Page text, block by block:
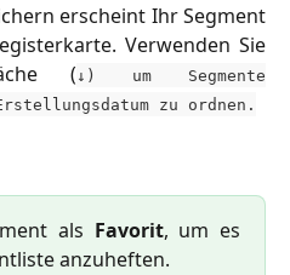
erscheint Ihr Segment
Verwenden Sie
( ↓) um Segmente
zu ordnen.
als Favorit, um es
anzuheften.